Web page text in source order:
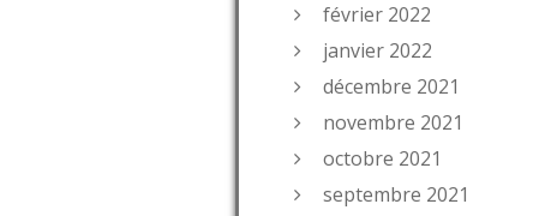
février 2022
janvier 2022
décembre 2021
novembre 2021
octobre 2021
septembre 2021